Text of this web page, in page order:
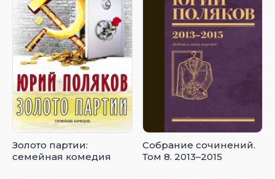
Золото партии:
семейная комедия
Собрание сочинений.
Том 8. 2013–2015